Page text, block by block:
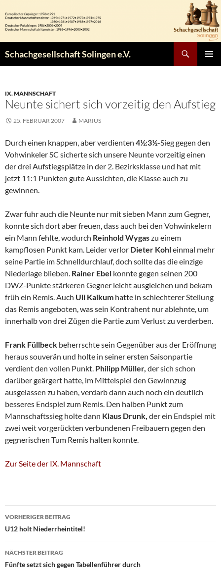
Inhalt
springen
Schachgesellschaft Solingen e.V.
IX. MANNSCHAFT
Neunte sichert sich vorzeitig den Aufstieg
25. FEBRUAR 2007 MARIUS
Durch einen knappen, aber verdienten 4½:3½-Sieg gegen den
Vohwinkeler SC sicherte sich unsere Neunte vorzeitig einen
der drei Aufstiegsplätze in der 2. Bezirksklasse und hat mit
jetzt 11:1 Punkten gute Aussichten, die Klasse auch zu
gewinnen.
Zwar fuhr auch die Neunte nur mit sieben Mann zum Gegner,
konnte sich dort aber freuen, dass auch bei den Vohwinkelern
ein Mann fehlte, wodurch Reinhold Wygaszu einem
kampflosen Punkt kam. Leider verlor Dieter Kohleinmal mehr
seine Partie im Schnelldurchlauf, doch sollte das die einzige
Niederlage blieben. Rainer Ebel konnte gegen seinen 200
DWZ-Punkte stärkeren Gegner leicht ausgleichen und bekam
früh ein Remis. Auch Uli Kalkum hatte in schlechterer Stellung
das Remis angeboten, was sein Kontrahent nur ablehnte, um
innerhalb von drei Zügen die Partie zum Verlust zu verderben.
Frank Füllbeck beherrschte sein Gegenüber aus der Eröffnung
heraus souverän und holte in seiner ersten Saisonpartie
verdient den vollen Punkt. Philipp Müller, der sich schon
darüber geärgert hatte, im Mittelspiel den Gewinnzug
ausgelassen zu haben, verdarb dann auch noch ein deutlich
besseres Endspiel zum Remis. Den halben Punkt zum
Mannschaftssieg holte dann Klaus Drunk, der ein Endspiel mit
zwei weit vorgerückten verbundenen Freibauern gegen den
gegnerischen Tum Remis halten konnte.
Zur Seite der IX. Mannschaft
Beitragsnavigation
VORHERIGER BEITRAG
U12 holt Niederrheintitel!
NÄCHSTER BEITRAG
Fünfte setzt sich gegen Tabellenführer durch